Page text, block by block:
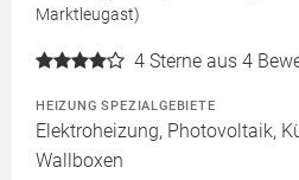
Marktleugast)
4 Sterne aus 4
HEIZUNG SPEZIALGEBIETE
Elektroheizung, Photovoltaik,
Wallboxen